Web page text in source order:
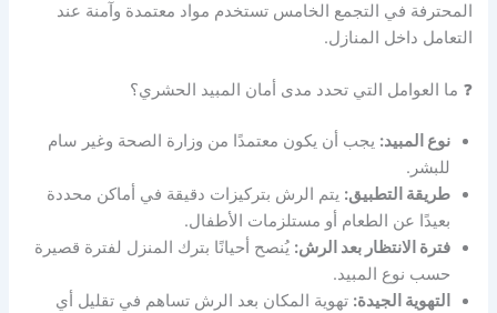
المحترفة في التجمع الخامس تستخدم مواد معتمدة وآمنة عند
التعامل داخل المنازل.
❓ ما العوامل التي تحدد مدى أمان المبيد الحشري؟
نوع المبيد: يجب أن يكون معتمدًا من وزارة الصحة وغير سام
للبشر.
طريقة التطبيق: يتم الرش بتركيزات دقيقة في أماكن محددة
بعيدًا عن الطعام أو مستلزمات الأطفال.
فترة الانتظار بعد الرش: يُنصح أحيانًا بترك المنزل لفترة قصيرة
حسب نوع المبيد.
التهوية الجيدة: تهوية المكان بعد الرش تساهم في تقليل أي